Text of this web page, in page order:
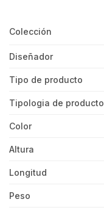
Colección
Diseñador
Tipo de producto
Tipologia de producto
Color
Altura
Longitud
Peso